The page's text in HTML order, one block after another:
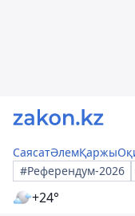
СаясатӘлемҚаржы
#Референдум-2026
+24°